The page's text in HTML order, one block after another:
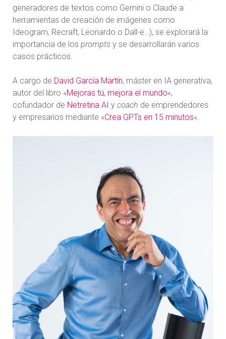
generadores de textos como Gemini o Claude a
herramientas de creación de imágenes como
Ideogram, Recraft, Leonardo o Dall-e…), se explorará la
importancia de los prompts y se desarrollarán varios
casos prácticos.
A cargo de David García Martín, máster en IA generativa,
autor del libro «Mejoras tú, mejora el mundo«,
cofundador de Netretina AI y coach de emprendedores
y empresarios mediante «Crea GPTs en 15 minutos«.